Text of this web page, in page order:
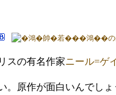
スの有名作家ニール=ゲ
。原作が面白いんでし